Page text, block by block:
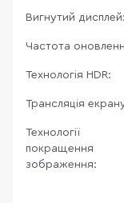
Вигнутий дисплей:
Частота
Технологія HDR:
Трансляція
Технології
покращення
зображення: